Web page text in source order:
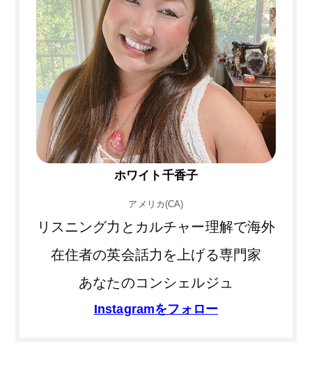
ホワイト千香子
アメリカ(CA)
リスニング力とカルチャー理解で海外
在住者の英会話力を上げる専門家
あなたのコンシェルジュ
Instagramをフォロー